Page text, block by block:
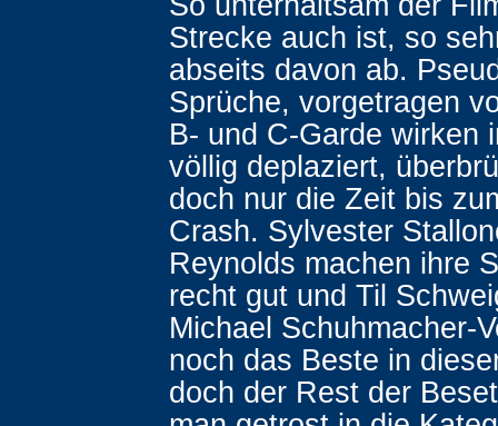
Strecke auch ist, so
abseits davon ab.
Sprüche, vorgetragen
B- und C-Garde wirken
völlig deplaziert,
doch nur die Zeit bis
Crash. Sylvester
Reynolds machen ihre
recht gut und Til
Michael Schuhmacher-
noch das Beste in
doch der Rest der